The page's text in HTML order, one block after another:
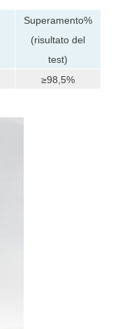
Superamento%
(risultato del
test)
≥98,5%